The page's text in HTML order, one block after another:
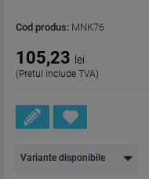
Cod produs: MNK76
105,23 lei
(Pretul include TVA)
Variante disponibile